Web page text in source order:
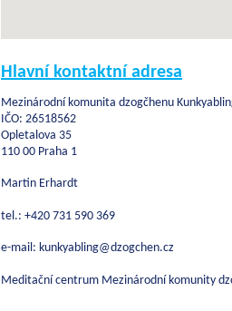
Hlavní kontaktní adresa
Mezinárodní komunita dzogčhenu
IČO: 26518562
Opletalova 35
110 00 Praha 1
Martin Erhardt
tel.: +420 731 590 369
e-mail: kunkyabling@dzogchen.cz
Meditační centrum Mezinárodní komunity